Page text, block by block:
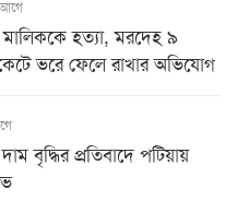
আগে
মালিককে হত্যা, মরদেহ ৯
ভরে ফেলে রাখার অভিযোগ
বৃদ্ধির প্রতিবাদে পটিয়ায়